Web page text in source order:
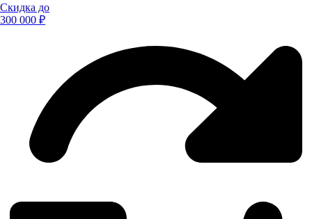
Скидка до
300 000 ₽